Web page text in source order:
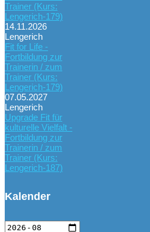
Trainer (Kurs:
Lengerich-179)
14.11.2026
Lengerich
Fit for Life -
Fortbildung zur
Trainerin / zum
Trainer (Kurs:
Lengerich-179)
07.05.2027
Lengerich
Upgrade Fit für
kulturelle Vielfalt -
Fortbildung zur
Trainerin / zum
Trainer (Kurs:
Lengerich-187)
Kalender